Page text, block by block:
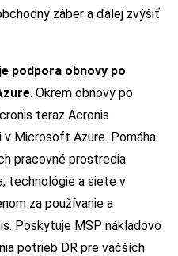
záber a ďalej zvýšiť
je podpora obnovy po
. Okrem obnovy po
teraz Acronis
v Microsoft Azure. Pomáha
pracovné prostredia
technológie a siete v
za používanie a
Poskytuje MSP nákladovo
potrieb DR pre väčších